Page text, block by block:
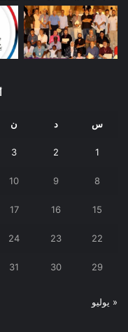
س د ن
1
2
3
8
9
10
15
16
17
22
23
24
29
30
31
« يوليو